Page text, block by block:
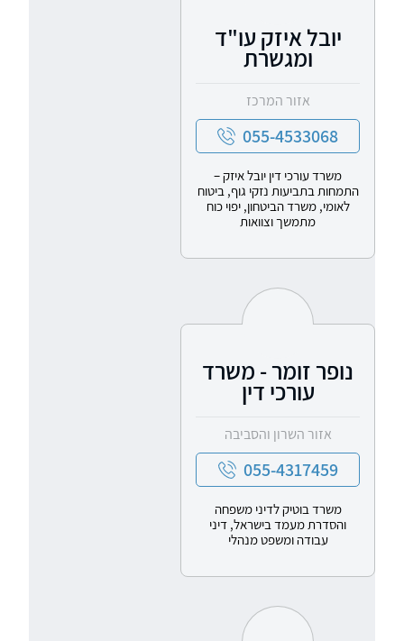
יובל איזק עו"ד
ומגשרת
אזור המרכז
055-4533068
משרד עורכי דין יובל איזק –
התמחות בתביעות נזקי גוף, ביטוח
לאומי, משרד הביטחון, יפוי כוח
מתמשך וצוואות
נופר זומר - משרד
עורכי דין
אזור השרון והסביבה
055-4317459
משרד בוטיק לדיני משפחה
והסדרת מעמד בישראל, דיני
עבודה ומשפט מנהלי